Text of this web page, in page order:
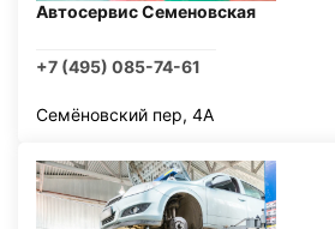
Автосервис Семеновская
+7 (495) 085-74-61
Семёновский пер, 4А